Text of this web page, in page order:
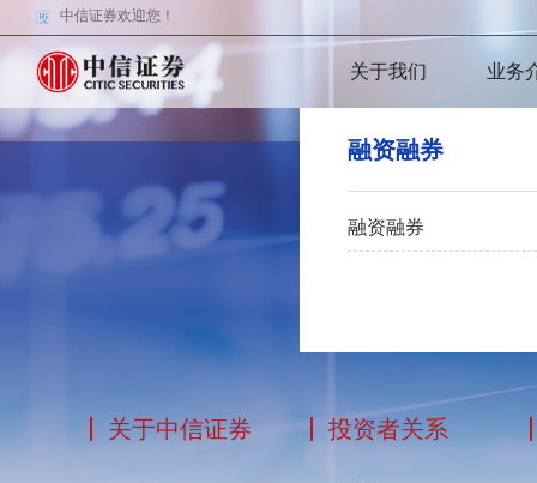
中信证券欢迎您！
关于我们 业务
融资融券
融资融券
关于中信证券 投资者关系